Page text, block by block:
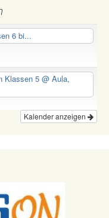
6 bi...
Klassen 5 @ Aula,
Kalender anzeigen